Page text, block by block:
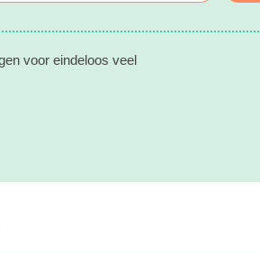
voor eindeloos veel